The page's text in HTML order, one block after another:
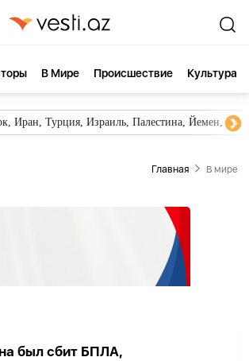
В Мире Происшествие Культура
Иран, Турция, Израиль, Палестина, Йемен,
Главная В мире
был сбит БПЛА,